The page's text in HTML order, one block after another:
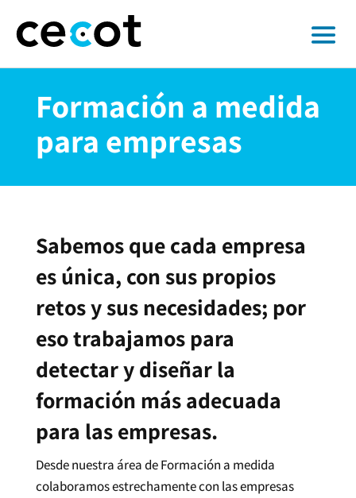
Formación a medida
para empresas
Sabemos que cada empresa
es única, con sus propios
retos y sus necesidades; por
eso trabajamos para
detectar y diseñar la
formación más adecuada
para las empresas.
Desde nuestra área de Formación a medida
colaboramos estrechamente con las empresas